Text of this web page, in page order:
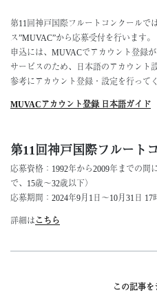
第11回神戸国際フルートコンクールで
ス”MUVAC”から応募受付を行います。
申込には、MUVACでアカウント登録
サービスのため、日本語のアカウント
参考にアカウント登録・設定を行って
MUVACアカウント登録 日本語ガイド
第11回神戸国際フルート
応募資格：1992年から2009年までの間
で、15歳～32歳以下）
応募期間：2024年9月1日～10月31日
詳細は こちら
この記事を
About
ミッション・歴史
組織
地域・社会連携
神戸市
サポーター一覧
ご寄附のお願い
Access